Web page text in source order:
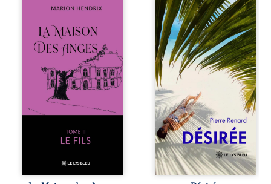
Nous sommes en
après le décès du
patriarche
Anatole-Eustache.
La famille devra
affronter non
seulement un
inconnu qui rôde
autour du
domaine et dont
majordome,
redoute les visites,
encombrant
Eustache, la
Au réveil, Pierre,
jeune retraité,
découvre qu’il est
devenu une
séduisante femme
métissée de trente
ans. À peine a-t-il
commencé à
apprivoiser ce
nouveau corps
qu’Ange surgit
dans sa vie et fait
vaciller toutes ses
certitudes. Entre
eux, l’attirance est
immédiate,
brûlante jusqu’à
ce qu’un secret